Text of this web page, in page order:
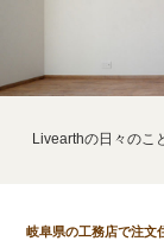
Livearthの日々のこ
岐阜県の工務店で注文